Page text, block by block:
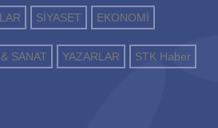
SİYASET EKONOMİ
SANAT YAZARLAR STK Haber